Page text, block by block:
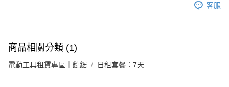
客服
商品相關分類 (1)
電動工具租賃專區｜鏈鋸 日租套餐：7天